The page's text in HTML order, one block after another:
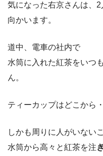
気になった右京さんは、
向かいます。
道中、電車の社内で
水筒に入れた紅茶をいつ
ん。
ティーカップはどこから
しかも周りに人がいない
水筒から高々と紅茶を注